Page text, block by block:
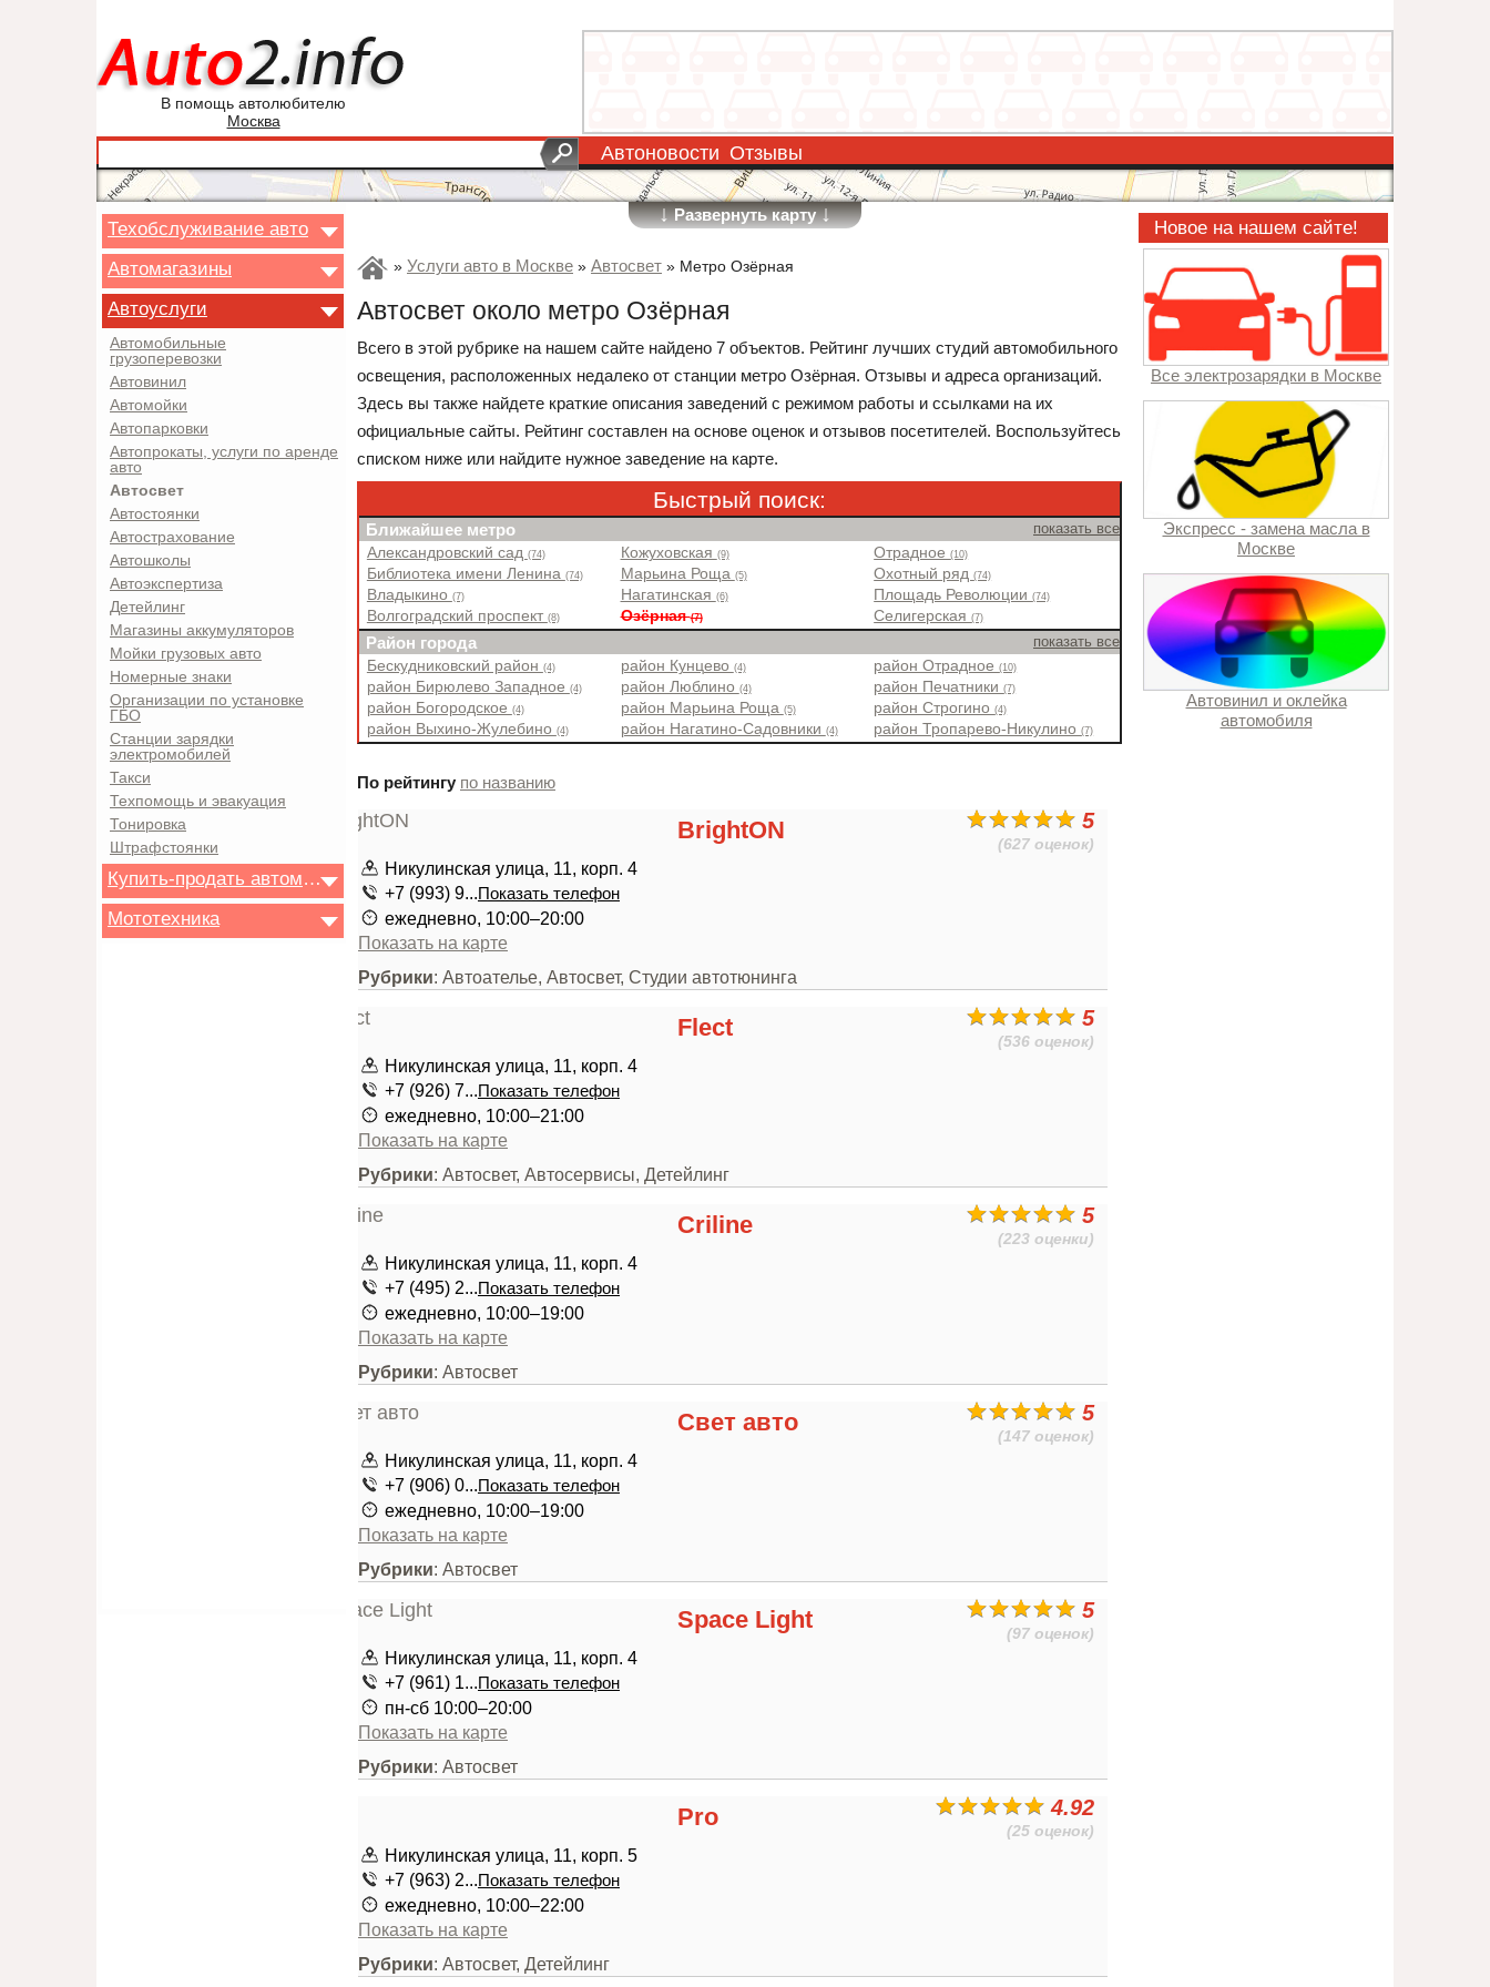
В помощь автолюбителю
Москва
Автоновости Отзывы
↓Развернуть карту↓
Техобслуживание авто
Автомагазины
Автоуслуги
Автомобильные
грузоперевозки
Автовинил
Автомойки
Автопарковки
Автопрокаты, услуги по аренде
авто
Автосвет
Автостоянки
Автострахование
Автошколы
Автоэкспертиза
Детейлинг
Магазины аккумуляторов
Мойки грузовых авто
Номерные знаки
Организации по установке
ГБО
Станции зарядки
электромобилей
Такси
Техпомощь и эвакуация
Тонировка
Штрафстоянки
Купить-продать автомобиль
Мототехника
» Услуги авто в Москве » Автосвет » Метро Озёрная
Автосвет около метро Озёрная
Всего в этой рубрике на нашем сайте найдено 7 объектов. Рейтинг лучших студий автомобильного
освещения, расположенных недалеко от станции метро Озёрная. Отзывы и адреса организаций.
Здесь вы также найдете краткие описания заведений с режимом работы и ссылками на их
официальные сайты. Рейтинг составлен на основе оценок и отзывов посетителей. Воспользуйтесь
списком ниже или найдите нужное заведение на карте.
Быстрый поиск:
Ближайшее метро показать все
Александровский сад (74)
Библиотека имени Ленина (74)
Владыкино (7)
Волгоградский проспект (8)
Кожуховская (9)
Марьина Роща (5)
Нагатинская (6)
Озёрная(7)
Отрадное(10)
Охотный ряд(74)
Площадь Революции(74)
Селигерская(7)
Район города показать все
Бескудниковский район (4)
район Бирюлево Западное (4)
район Богородское (4)
район Выхино-Жулебино (4)
район Кунцево (4)
район Люблино (4)
район Марьина Роща (5)
район Нагатино-Садовники (4)
район Отрадное(10)
район Печатники(7)
район Строгино(4)
район Тропарево-Никулино(7)
По рейтингу по названию
5
(627 оценок)
BrightON
Никулинская улица, 11, корп. 4
+7 (993) 9...Показать телефон
ежедневно, 10:00–20:00
Показать на карте
Рубрики: Автоателье, Автосвет, Студии автотюнинга
5
(536 оценок)
Flect
Никулинская улица, 11, корп. 4
+7 (926) 7...Показать телефон
ежедневно, 10:00–21:00
Показать на карте
Рубрики: Автосвет, Автосервисы, Детейлинг
5
(223 оценки)
Criline
Никулинская улица, 11, корп. 4
+7 (495) 2...Показать телефон
ежедневно, 10:00–19:00
Показать на карте
Рубрики: Автосвет
5
(147 оценок)
Свет авто
Никулинская улица, 11, корп. 4
+7 (906) 0...Показать телефон
ежедневно, 10:00–19:00
Показать на карте
Рубрики: Автосвет
5
(97 оценок)
Space Light
Никулинская улица, 11, корп. 4
+7 (961) 1...Показать телефон
пн-сб 10:00–20:00
Показать на карте
Рубрики: Автосвет
4.92
(25 оценок)
Pro
Никулинская улица, 11, корп. 5
+7 (963) 2...Показать телефон
ежедневно, 10:00–22:00
Показать на карте
Рубрики: Автосвет, Детейлинг
Новое на нашем сайте!
Все электрозарядки в Москве
Экспресс - замена масла в
Москве
Автовинил и оклейка
автомобиля